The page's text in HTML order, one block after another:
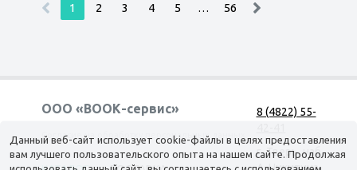
1 2 3 4 5 … 56
ООО «ВООК-сервис»
Согласие на обработку персональных данных
8 (4822) 55-
г. Тверь, наб.
Данный веб-сайт использует cookie-файлы в целях предоставления
вам лучшего пользовательского опыта на нашем сайте. Продолжая